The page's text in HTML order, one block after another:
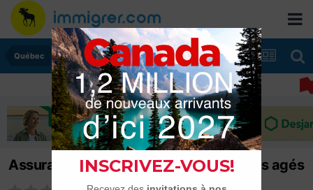
Québec
Assurance super visa pour mes parents agés